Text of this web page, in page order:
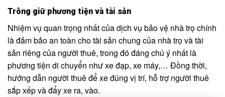
Trông giữ phương tiện và tài sản
Nhiệm vụ quan trọng nhất của dịch vụ bảo vệ nhà trọ chính
là đảm bảo an toàn cho tài sản chung của nhà trọ và tài
sản riêng của người thuê, trong đó đáng chú ý nhất là
phương tiện di chuyển như xe đạp, xe máy,… Đồng thời,
hướng dẫn người thuê để xe đúng vị trí, hỗ trợ người thuê
sắp xếp và đẩy xe ra, vào.